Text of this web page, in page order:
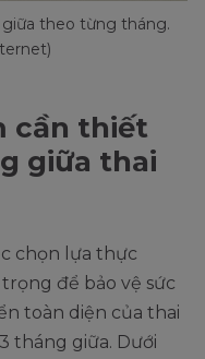
theo từng tháng.
cần thiết
giữa thai
chọn lựa thực
để bảo vệ sức
toàn diện của thai
tháng giữa. Dưới